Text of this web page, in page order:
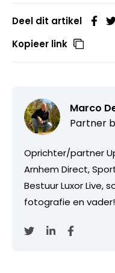
Deel dit artikel
Kopieer link
Marco
Partner
Oprichter/partner
Arnhem Direct,
Bestuur Luxor Live,
fotografie en vader!